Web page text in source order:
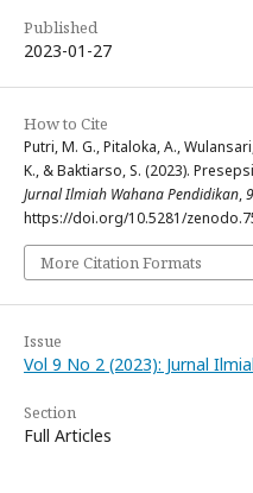
Published
2023-01-27
How to Cite
Putri, M. G., Pitaloka, A.,
K., & Baktiarso, S. (2023).
Jurnal Ilmiah Wahana Pendidikan,9
https://doi.org/10.5281/
More Citation Formats
Issue
Vol 9 No 2 (2023): Jurnal
Section
Full Articles